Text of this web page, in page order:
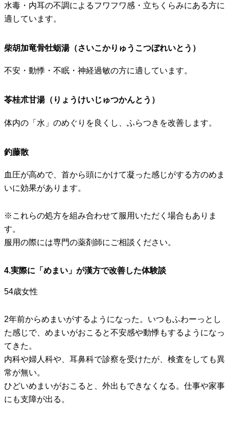
水毒・内耳の不調によるフワフワ感・立ちくらみにある方に
適しています。
柴胡加竜骨牡蛎湯（さいこかりゅうこつぼれいとう）
不安・動悸・不眠・神経過敏の方に適しています。
苓桂朮甘湯（りょうけいじゅつかんとう）
体内の「水」のめぐりを良くし、ふらつきを改善します。
釣藤散
血圧が高めで、首から頭にかけて凝った感じがする方のめま
いに効果があります。
※これらの処方を組み合わせて服用いただく場合もありま
す。
服用の際には専門の薬剤師にご相談ください。
4.実際に「めまい」が漢方で改善した体験談
54歳女性
2年前からめまいがするようになった。いつもふわーっとし
た感じで、めまいがおこると不安感や動悸もするようになっ
てきた。
内科や婦人科や、耳鼻科で診察を受けたが、検査をしても異
常が無い。
ひどいめまいがおこると、外出もできなくなる。仕事や家事
にも支障が出る。